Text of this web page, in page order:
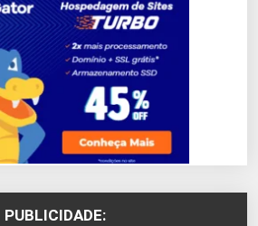
PUBLICIDADE: